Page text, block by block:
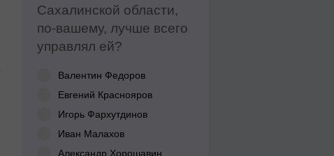
Сахалинской области,
по-вашему, лучше всего
управлял ей?
Валентин Федоров
Евгений Краснояров
Игорь Фархутдинов
Иван Малахов
Александр Хорошавин